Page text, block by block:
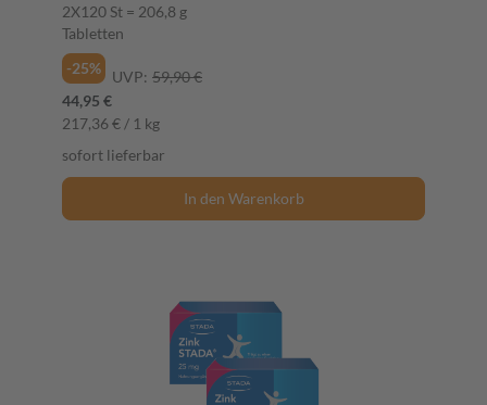
2X120 St = 206,8 g
Tabletten
-25%
UVP: 59,90 €
44,95 €
217,36 € / 1 kg
sofort lieferbar
In den Warenkorb